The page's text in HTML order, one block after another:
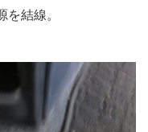
結線。